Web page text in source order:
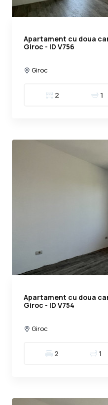
Apartament cu doua
Giroc - ID V756
Giroc
2 1
Apartament cu doua
Giroc - ID V754
Giroc
2 1